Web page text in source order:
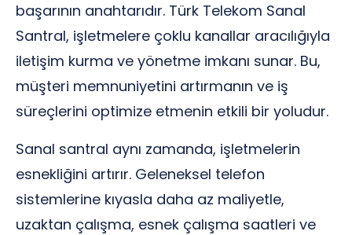
başarının anahtarıdır. Türk Telekom Sanal
Santral, işletmelere çoklu kanallar aracılığıyla
iletişim kurma ve yönetme imkanı sunar. Bu,
müşteri memnuniyetini artırmanın ve iş
süreçlerini optimize etmenin etkili bir yoludur.
Sanal santral aynı zamanda, işletmelerin
esnekliğini artırır. Geleneksel telefon
sistemlerine kıyasla daha az maliyetle,
uzaktan çalışma, esnek çalışma saatleri ve